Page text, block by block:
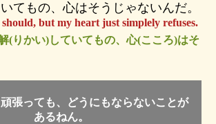
てもの、心はそうじゃないんだ。
but my heart just simplely refuses.
(りかい)していてもの、心(こころ)はそ
張っても、どうにもならないことが
あるねん。